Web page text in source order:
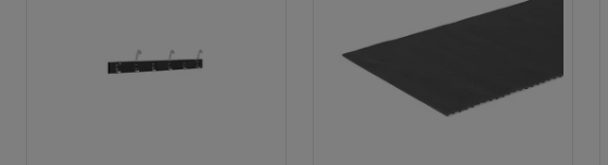
EN 16139:2013, EN 1022:2018